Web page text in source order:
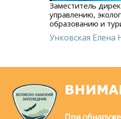
Заместитель
управлению,
образованию и
Унковская Елена